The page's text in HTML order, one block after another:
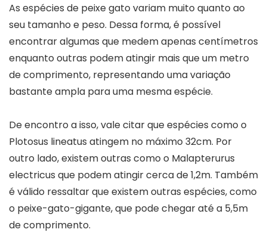
As espécies de peixe gato variam muito quanto ao
seu tamanho e peso. Dessa forma, é possível
encontrar algumas que medem apenas centímetros
enquanto outras podem atingir mais que um metro
de comprimento, representando uma variação
bastante ampla para uma mesma espécie.
De encontro a isso, vale citar que espécies como o
Plotosus lineatus atingem no máximo 32cm. Por
outro lado, existem outras como o Malapterurus
electricus que podem atingir cerca de 1,2m. Também
é válido ressaltar que existem outras espécies, como
o peixe-gato-gigante, que pode chegar até a 5,5m
de comprimento.